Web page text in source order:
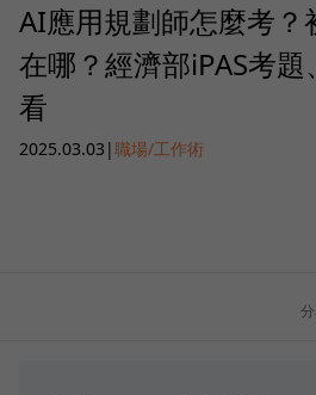
AI應用規劃師怎麼考？
在哪？經濟部iPAS考
看
2025.03.03 |職場/工作術